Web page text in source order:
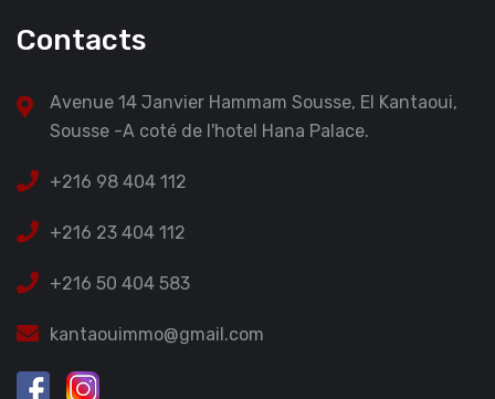
Contacts
Avenue 14 Janvier Hammam Sousse, El Kantaoui,
Sousse -A coté de l'hotel Hana Palace.
+216 98 404 112
+216 23 404 112
+216 50 404 583
kantaouimmo@gmail.com